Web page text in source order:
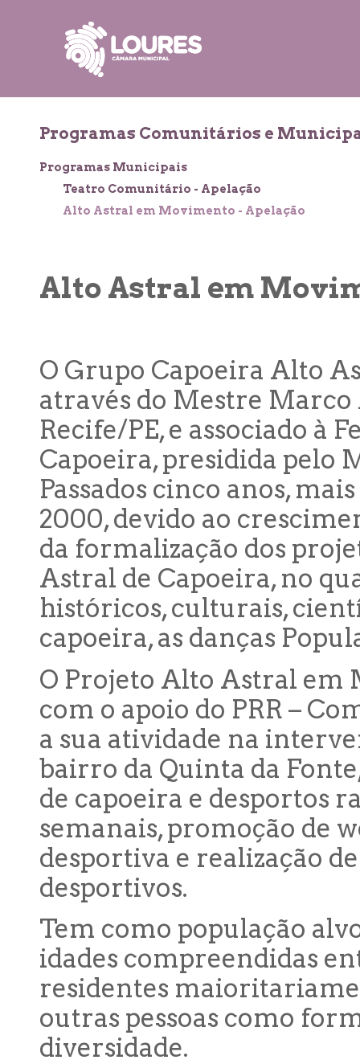
Programas Comunitários e
Programas Municipais
Teatro Comunitário - Apelação
Alto Astral em Movimento - Apelação
Alto Astral em
O Grupo Capoeira Alto
através do Mestre
Recife/PE, e associado à
Capoeira, presidida pelo
Passados cinco anos,
2000, devido ao
da formalização dos
Astral de Capoeira, no
históricos, culturais,
capoeira, as danças
O Projeto Alto Astral em
com o apoio do PRR –
a sua atividade na
bairro da Quinta da
de capoeira e desportos
semanais, promoção de
desportiva e realização
desportivos.
Tem como população
idades compreendidas
residentes
outras pessoas como
diversidade.